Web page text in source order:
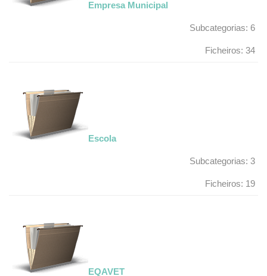
Empresa Municipal
Subcategorias: 6
Ficheiros: 34
Escola
Subcategorias: 3
Ficheiros: 19
EQAVET